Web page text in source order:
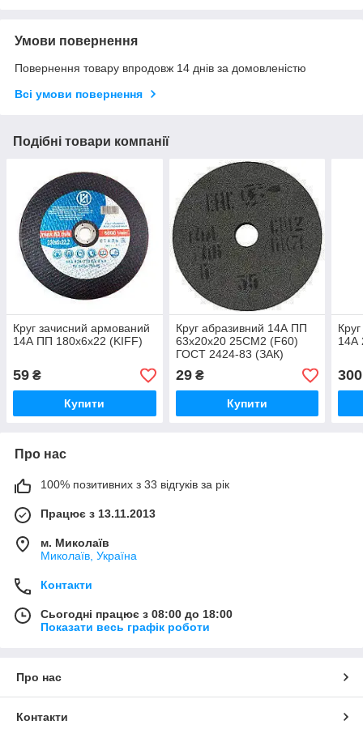
Умови повернення
Повернення товару впродовж 14 днів за домовленістю
Всі умови повернення
Подібні товари компанії
Круг зачисний армований
14А ПП 180х6х22 (KIFF)
59 ₴
Купити
Круг абразивний 14А ПП
63х20х20 25СМ2 (F60)
ГОСТ 2424-83 (ЗАК)
29₴
Купити
14А
300
Про нас
100% позитивних з 33 відгуків за рік
Працює з 13.11.2013
м. Миколаїв
Миколаїв, Україна
Контакти
Сьогодні працює з 08:00 до 18:00
Показати весь графік роботи
Про нас
Контакти